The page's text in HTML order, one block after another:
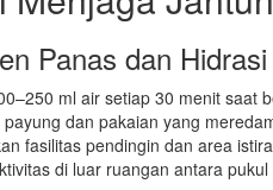
Panas dan Hidrasi
ml air setiap 30 menit saat
dan pakaian yang
fasilitas pendingin dan area
di luar ruangan antara